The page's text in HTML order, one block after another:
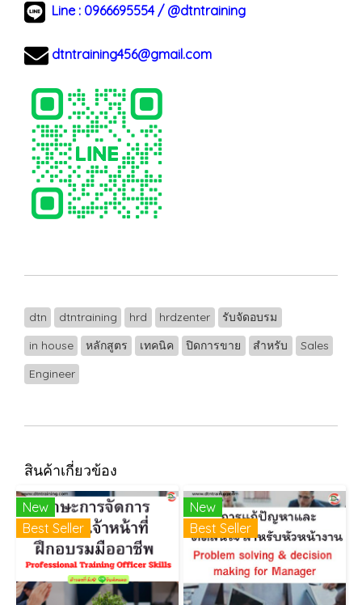
Line : 0966695554/ @dtntraining
dtntraining456@gmail.com
dtn dtntraining hrd hrdzenter
รับจัดอบรม
in house
หลักสูตร เทคนิค ปิดการขาย สำหรับ
Sales
Engineer
สินค้าเกี่ยวข้อง
New
Best Seller
New
Best Seller